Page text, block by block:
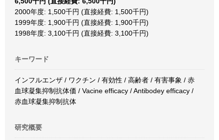
2000年度: 1,500千円 (直接経費: 1,500千円)
1999年度: 1,900千円 (直接経費: 1,900千円)
1998年度: 3,100千円 (直接経費: 3,100千円)
キーワード
インフルエンザ / ワクチン / 有効性 / 高齢者 / 有害事象 / 赤
血球凝集抑制抗体価 / Vacine efficacy / Antibodey efficacy /
赤血球凝集抑制抗体
研究概要